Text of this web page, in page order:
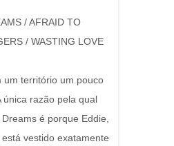
/ AFRAID TO
/ WASTING LOVE
um território um pouco
única razão pela qual
é porque Eddie,
vestido exatamente